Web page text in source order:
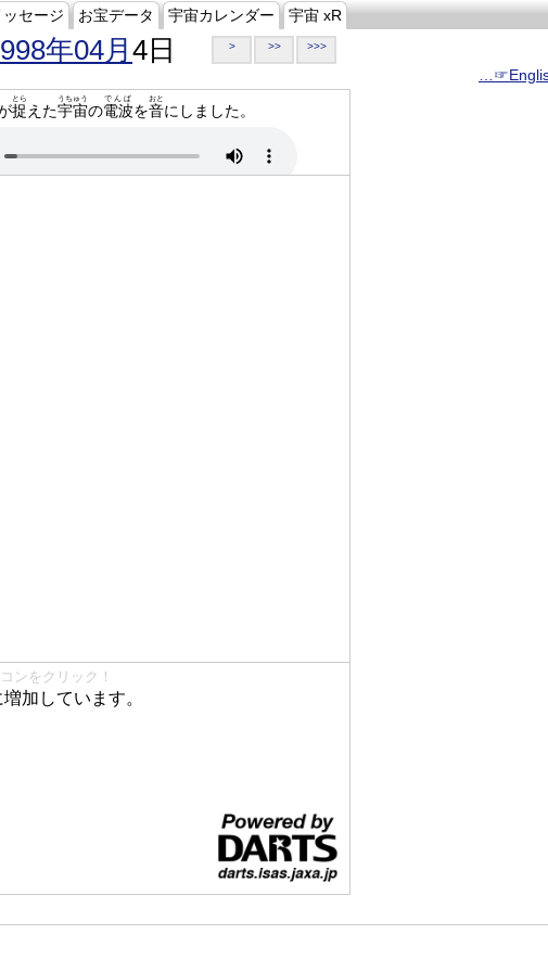
セージ お宝データ 宇宙カレンダー 宇宙 xR
年04月 4日 > >> >>>
捉
とら
えた宇宙
うちゅう
の電波
でんぱ
を音
おと
にしました。
ンをクリック！
加しています。